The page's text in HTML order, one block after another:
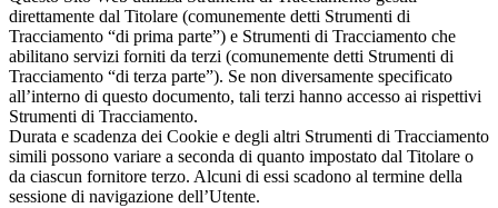
direttamente dal Titolare (comunemente detti Strumenti di
Tracciamento “di prima parte”) e Strumenti di Tracciamento che
abilitano servizi forniti da terzi (comunemente detti Strumenti di
Tracciamento “di terza parte”). Se non diversamente specificato
all’interno di questo documento, tali terzi hanno accesso ai rispettivi
Strumenti di Tracciamento.
Durata e scadenza dei Cookie e degli altri Strumenti di Tracciamento
simili possono variare a seconda di quanto impostato dal Titolare o
da ciascun fornitore terzo. Alcuni di essi scadono al termine della
sessione di navigazione dell’Utente.